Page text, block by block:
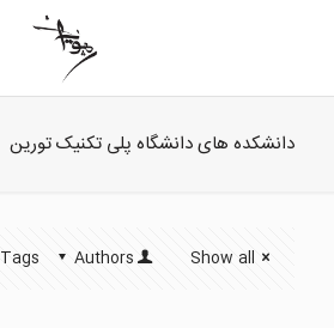
دانشکده های دانشگاه پلی تکنیک تورین
Tags Authors Show all